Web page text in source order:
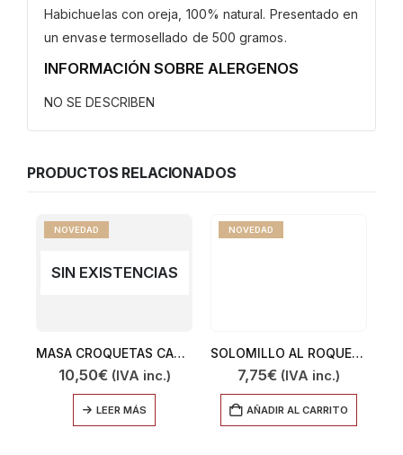
Habichuelas con oreja, 100% natural. Presentado en
un envase termosellado de 500 gramos.
INFORMACIÓN SOBRE ALERGENOS
NO SE DESCRIBEN
PRODUCTOS RELACIONADOS
NOVEDAD
SIN EXISTENCIAS
MASA CROQUETAS CASERAS GAMBAS AL AJILLO 600GR
10,50€ (IVA inc.)
LEER MÁS
NOVEDAD
SOLOMILLO AL ROQUEFOT 350GR
7,75€ (IVA inc.)
AÑADIR AL CARRITO